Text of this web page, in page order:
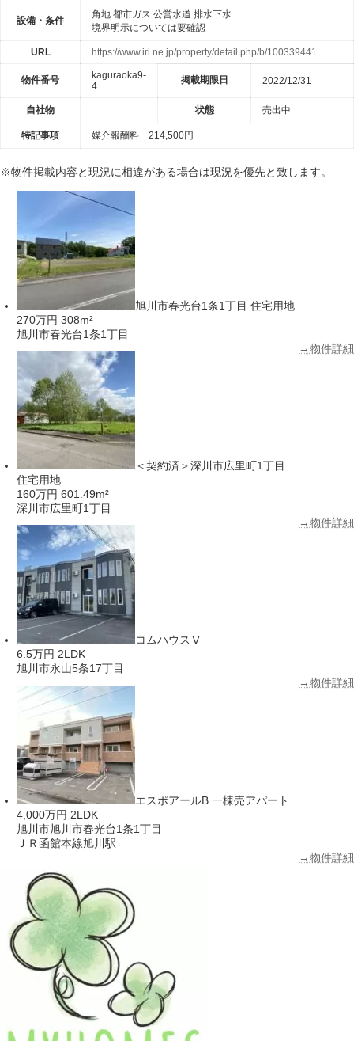
設備・条件
角地 都市ガス 公営水道 排水下水
境界明示については要確認
URL https://www.iri.ne.jp/property/detail.php/b/100339441
物件番号
kaguraoka9-
4
掲載期限日 2022/12/31
自社物 状態 売出中
特記事項 媒介報酬料 214,500円
※物件掲載内容と現況に相違がある場合は現況を優先と致します。
旭川市春光台1条1丁目 住宅用地
270万円 308m²
旭川市春光台1条1丁目
→物件詳細
＜契約済＞深川市広里町1丁目
住宅用地
160万円 601.49m²
深川市広里町1丁目
→物件詳細
コムハウスⅤ
6.5万円 2LDK
旭川市永山5条17丁目
→物件詳細
エスポアールB 一棟売アパート
4,000万円 2LDK
旭川市旭川市春光台1条1丁目
ＪＲ函館本線旭川駅
→物件詳細